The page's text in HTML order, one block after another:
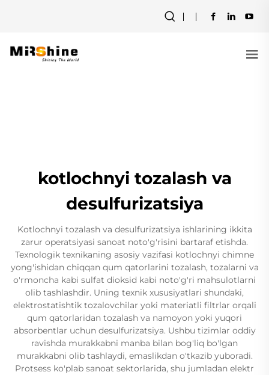
kotlochnyi tozalash va
desulfurizatsiya
Kotlochnyi tozalash va desulfurizatsiya ishlarining ikkita
zarur operatsiyasi sanoat noto'g'risini bartaraf etishda.
Texnologik texnikaning asosiy vazifasi kotlochnyi chimne
yong'ishidan chiqqan qum qatorlarini tozalash, tozalarni va
o'rmoncha kabi sulfat dioksid kabi noto'g'ri mahsulotlarni
olib tashlashdir. Uning texnik xususiyatlari shundaki,
elektrostatishtik tozalovchilar yoki materiatli filtrlar orqali
qum qatorlaridan tozalash va namoyon yoki yuqori
absorbentlar uchun desulfurizatsiya. Ushbu tizimlar oddiy
ravishda murakkabni manba bilan bog'liq bo'lgan
murakkabni olib tashlaydi, emaslikdan o'tkazib yuboradi.
Protsess ko'plab sanoat sektorlarida, shu jumladan elektr